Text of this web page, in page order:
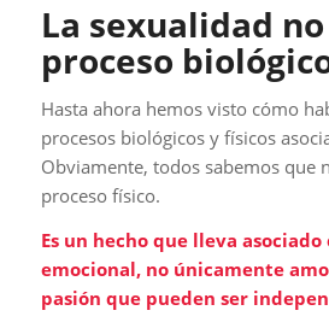
La sexualidad
proceso
Hasta ahora hemos visto cómo
procesos biológicos y físicos
Obviamente, todos sabemos que
proceso físico.
Es un hecho que lleva
emocional, no únicamente
pasión que pueden ser